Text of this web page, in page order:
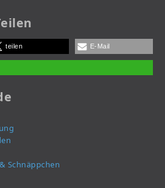
teilen E-Mail
Schnäppchen